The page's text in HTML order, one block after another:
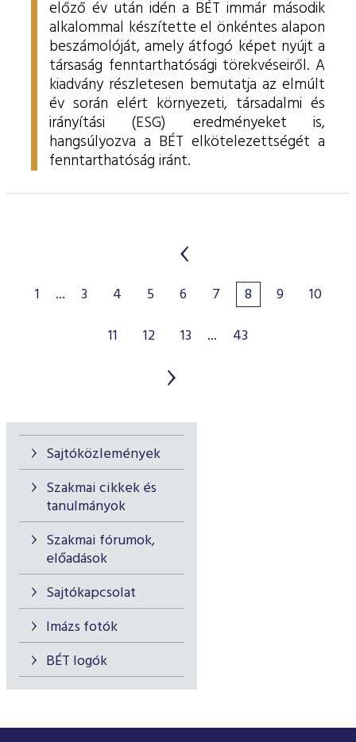
Sajtóközlemények
Szakmai cikkek és
tanulmányok
Szakmai fórumok,
előadások
Sajtókapcsolat
Imázs fotók
BÉT logók
előző év után idén a BÉT immár második
alkalommal készítette el önkéntes alapon
beszámolóját, amely átfogó képet nyújt a
társaság fenntarthatósági törekvéseiről. A
kiadvány részletesen bemutatja az elmúlt
év során elért környezeti, társadalmi és
irányítási (ESG) eredményeket is,
hangsúlyozva a BÉT elkötelezettségét a
fenntarthatóság iránt.
1 ... 3 4 5 6 7 8 9
10
11
12 13 ... 43